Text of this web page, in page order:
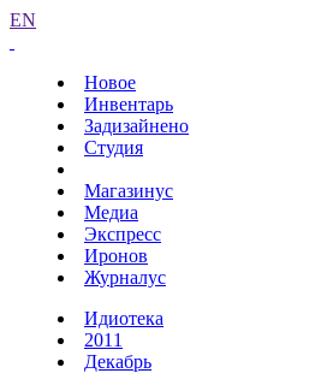
EN
Новое
Инвентарь
Задизайнено
Студия
Магазинус
Медиа
Экспресс
Иронов
Журналус
Идиотека
2011
Декабрь